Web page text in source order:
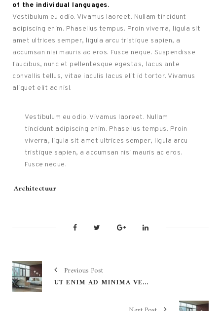
of the individual languages.
Vestibulum eu odio. Vivamus laoreet. Nullam tincidunt
adipiscing enim. Phasellus tempus. Proin viverra, ligula sit
amet ultrices semper, ligula arcu tristique sapien, a
accumsan nisi mauris ac eros. Fusce neque. Suspendisse
faucibus, nunc et pellentesque egestas, lacus ante
convallis tellus, vitae iaculis lacus elit id tortor. Vivamus
aliquet elit ac nisl.
Vestibulum eu odio. Vivamus laoreet. Nullam
tincidunt adipiscing enim. Phasellus tempus. Proin
viverra, ligula sit amet ultrices semper, ligula arcu
tristique sapien, a accumsan nisi mauris ac eros.
Fusce neque.
Tags:
Architectuur
Previous Post
UT ENIM AD MINIMA VENIAM